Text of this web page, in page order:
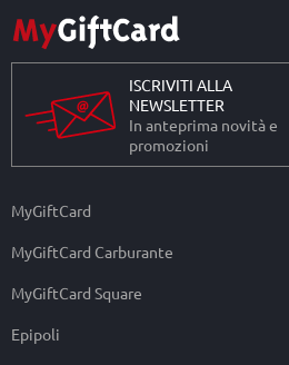
ISCRIVITI ALLA
NEWSLETTER
In anteprima novità e
promozioni
MyGiftCard
MyGiftCard Carburante
MyGiftCard Square
Epipoli